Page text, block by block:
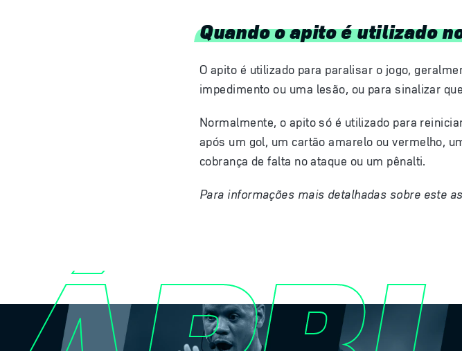
Quando o apito é utilizado
O apito é utilizado para paralisar o jogo,
impedimento ou uma lesão, ou para sinalizar
Normalmente, o apito só é utilizado para
após um gol, um cartão amarelo ou vermelho,
cobrança de falta no ataque ou um pênalti.
Para informações mais detalhadas sobre este